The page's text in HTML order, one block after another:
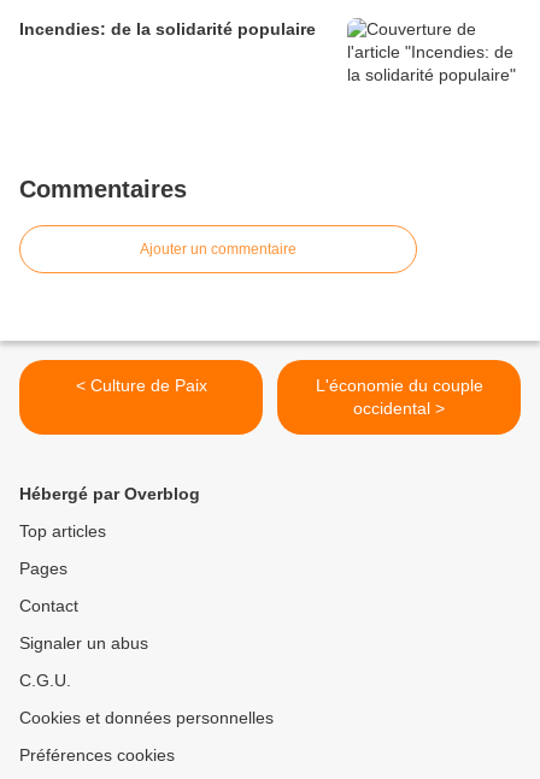
Incendies: de la solidarité populaire
Commentaires
Ajouter un commentaire
< Culture de Paix
L'économie du couple
occidental >
Hébergé par Overblog
Top articles
Pages
Contact
Signaler un abus
C.G.U.
Cookies et données personnelles
Préférences cookies